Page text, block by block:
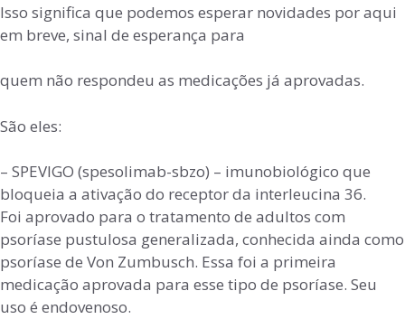
Isso significa que podemos esperar novidades por aqui
em breve, sinal de esperança para
quem não respondeu as medicações já aprovadas.
São eles:
– SPEVIGO (spesolimab-sbzo) – imunobiológico que
bloqueia a ativação do receptor da interleucina 36.
Foi aprovado para o tratamento de adultos com
psoríase pustulosa generalizada, conhecida ainda como
psoríase de Von Zumbusch. Essa foi a primeira
medicação aprovada para esse tipo de psoríase. Seu
uso é endovenoso.